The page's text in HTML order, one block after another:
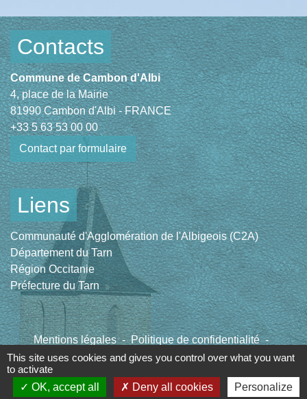
Contacts
Commune de Cambon d'Albi
4, place de la Mairie
81990 Cambon d'Albi - FRANCE
+33 5 63 53 00 00
Contact par formulaire
Liens
Communauté d'Agglomération de l'Albigeois (C2A)
Département du Tarn
Région Occitanie
Préfecture du Tarn
Mentions légales - Politique de confidentialité -
Accessibilité - Plan du site - Gestion des cookies
Site créé en partenariat avec Réseau des Communes
This site uses cookies and gives you control over what you want
to activate
OK, accept all
Deny all cookies Personalize